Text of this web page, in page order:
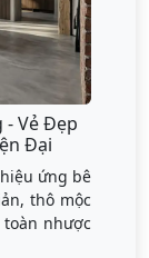
- Vẻ Đẹp
Đại
ứng bê
thô mộc
nhược